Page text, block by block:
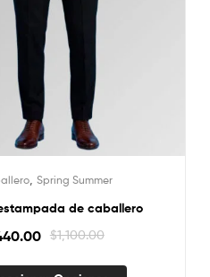
, Spring Summer
de caballero
$1,100.00